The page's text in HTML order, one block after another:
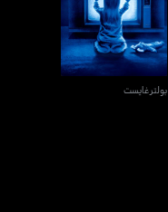
بولترغايست